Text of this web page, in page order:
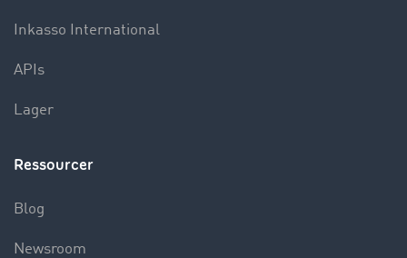
Inkasso International
APIs
Lager
Ressourcer
Blog
Newsroom